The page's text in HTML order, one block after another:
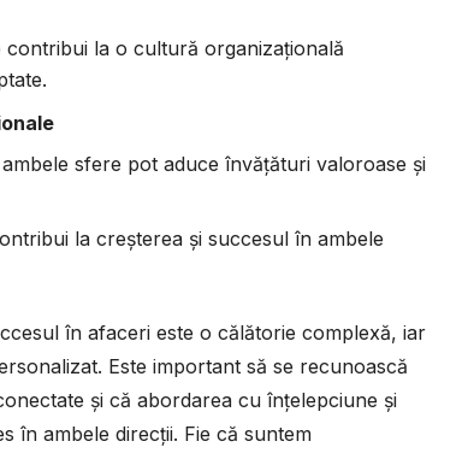
la o cultură organizațională
sfere pot aduce învățături valoroase și
la creșterea și succesul în ambele
în afaceri este o călătorie complexă, iar
Este important să se recunoască
și că abordarea cu înțelepciune și
în ambele direcții. Fie că suntem